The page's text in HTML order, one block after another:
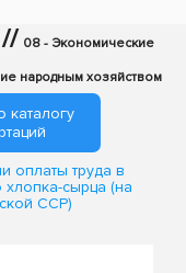
// 08 - Экономические
народным хозяйством
каталогу
оплаты труда в
хлопка-сырца (на
ССР)